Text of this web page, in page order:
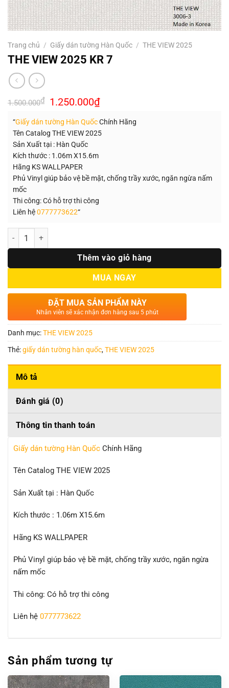
Trang chủ / Giấy dán tường Hàn Quốc / THE VIEW 2025
THE VIEW 2025 KR 7
1.500.000₫ Giá
gốc
1.500.000₫.
1.250.000₫Giá
hiện
là:
1.250.000₫.
“Giấy dán tường Hàn QuốcChính Hãng
Tên Catalog THE VIEW 2025
Sản Xuất tại : Hàn Quốc
Kích thước : 1.06m X15.6m
Hãng KS WALLPAPER
Phủ Vinyl giúp bảo vệ bề mặt, chống trầy xước, ngăn ngừa nấm
mốc
Thi công: Có hỗ trợ thi công
Liên hệ0777773622“
Số lượng
Thêm vào giỏ hàng
MUA NGAY
ĐẶT MUA SẢN PHẨM NÀY
Nhân viên sẽ xác nhận đơn hàng sau 5 phút
Danh mục:THE VIEW 2025
Thẻ:giấy dán tường hàn quốc,THE VIEW 2025
Mô tả
Đánh giá (0)
Thông tin thanh toán
Giấy dán tường Hàn Quốc Chính Hãng
Tên Catalog THE VIEW 2025
Sản Xuất tại : Hàn Quốc
Kích thước : 1.06m X15.6m
Hãng KS WALLPAPER
Phủ Vinyl giúp bảo vệ bề mặt, chống trầy xước, ngăn ngừa
nấm mốc
Thi công: Có hỗ trợ thi công
Liên hệ 0777773622
Sản phẩm tương tự